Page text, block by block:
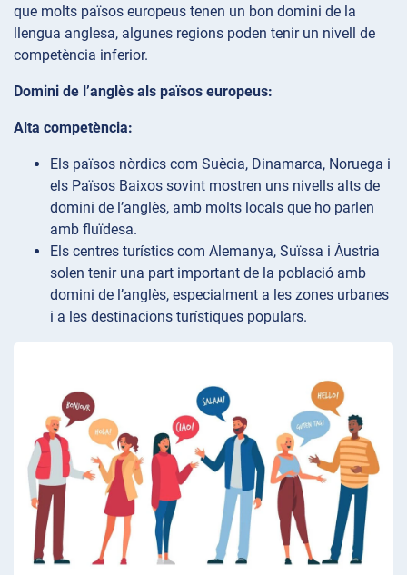
que molts països europeus tenen un bon domini de la
llengua anglesa, algunes regions poden tenir un nivell de
competència inferior.
Domini de l’anglès als països europeus:
Alta competència:
Els països nòrdics com Suècia, Dinamarca, Noruega i
els Països Baixos sovint mostren uns nivells alts de
domini de l’anglès, amb molts locals que ho parlen
amb fluïdesa.
Els centres turístics com Alemanya, Suïssa i Àustria
solen tenir una part important de la població amb
domini de l’anglès, especialment a les zones urbanes
i a les destinacions turístiques populars.